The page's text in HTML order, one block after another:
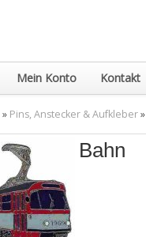
Mein Konto Kontakt
» Pins, Anstecker & Aufkleber»
Bahn